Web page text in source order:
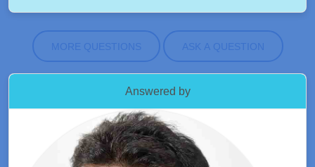
MORE QUESTIONS ASK A QUESTION
Answered by